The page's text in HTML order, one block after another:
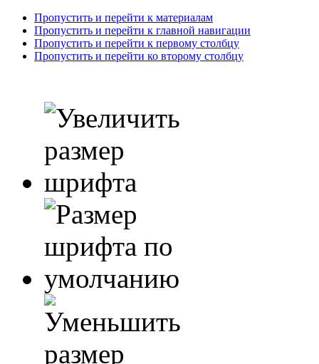
Пропустить и перейти к материалам
Пропустить и перейти к главной навигации
Пропустить и перейти к первому столбцу
Пропустить и перейти ко второму столбцу